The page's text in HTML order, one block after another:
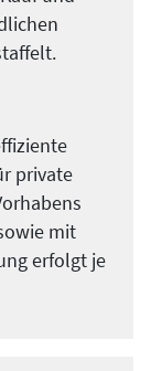
private
mit
erfolgt je